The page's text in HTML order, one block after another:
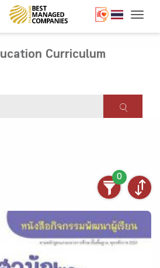
Curriculum
0